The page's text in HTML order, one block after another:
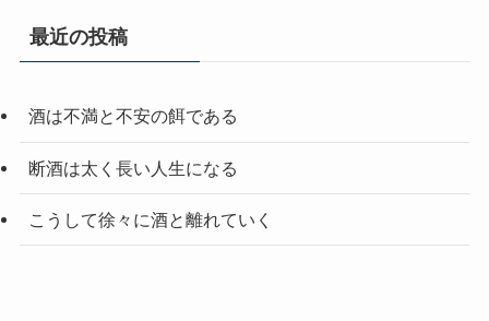
最近の投稿
酒は不満と不安の餌である
断酒は太く長い人生になる
こうして徐々に酒と離れていく